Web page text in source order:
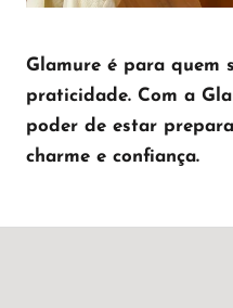
Glamure é para quem
praticidade. Com a
poder de estar
charme e confiança.